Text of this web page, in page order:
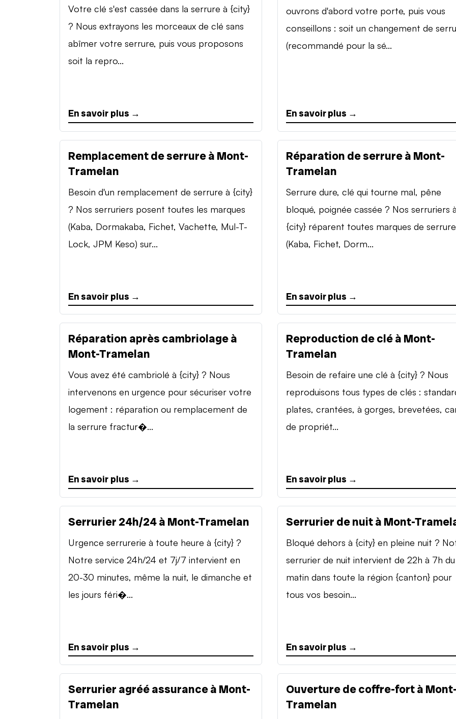
Votre clé s'est cassée dans la serrure à {city}
? Nous extrayons les morceaux de clé sans
abîmer votre serrure, puis vous proposons
soit la repro...
En savoir plus →
ouvrons d'abord votre porte, puis vous
conseillons : soit un changement de
(recommandé pour la sé...
En savoir plus →
Remplacement de serrure à Mont-
Tramelan
Besoin d'un remplacement de serrure à {city}
? Nos serruriers posent toutes les marques
(Kaba, Dormakaba, Fichet, Vachette, Mul-T-
Lock, JPM Keso) sur...
En savoir plus →
Réparation de serrure à Mont-
Tramelan
Serrure dure, clé qui tourne mal, pêne
bloqué, poignée cassée ? Nos serruriers
{city} réparent toutes marques de
(Kaba, Fichet, Dorm...
En savoir plus →
Réparation après cambriolage à
Mont-Tramelan
Vous avez été cambriolé à {city} ? Nous
intervenons en urgence pour sécuriser votre
logement : réparation ou remplacement de
la serrure fractur�...
En savoir plus →
Reproduction de clé à Mont-
Tramelan
Besoin de refaire une clé à {city} ? Nous
reproduisons tous types de clés :
plates, crantées, à gorges, brevetées,
de propriét...
En savoir plus →
Serrurier 24h/24 à Mont-Tramelan
Urgence serrurerie à toute heure à {city} ?
Notre service 24h/24 et 7j/7 intervient en
20-30 minutes, même la nuit, le dimanche et
les jours féri�...
En savoir plus →
Serrurier de nuit à Mont-
Bloqué dehors à {city} en pleine nuit ?
serrurier de nuit intervient de 22h à 7h du
matin dans toute la région {canton} pour
tous vos besoin...
En savoir plus →
Serrurier agréé assurance à Mont-
Tramelan
Ouverture de coffre-fort à
Tramelan